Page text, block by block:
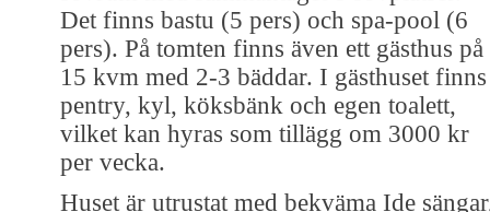
Det finns bastu (5 pers) och spa-pool (6
pers). På tomten finns även ett gästhus på
15 kvm med 2-3 bäddar. I gästhuset finns
pentry, kyl, köksbänk och egen toalett,
vilket kan hyras som tillägg om 3000 kr
per vecka.
Huset är utrustat med bekväma Ide